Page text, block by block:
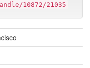
10872/21035